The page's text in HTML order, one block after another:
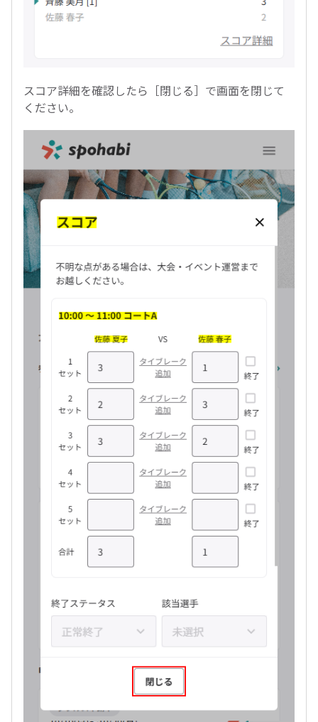
スコア詳細を確認したら［閉じる］で画面を閉じて
ください。